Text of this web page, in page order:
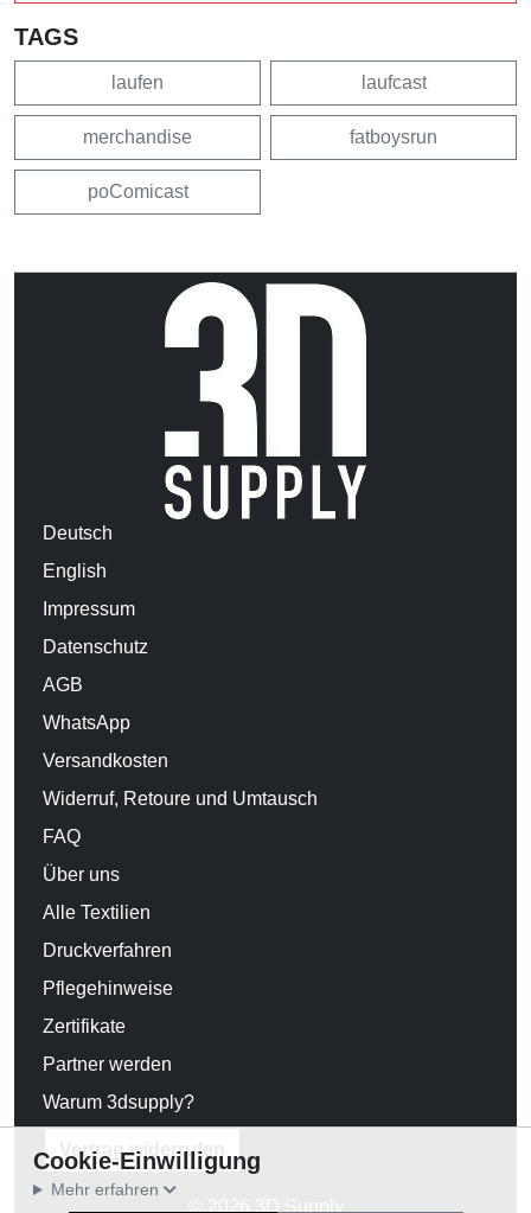
TAGS
laufen laufcast
merchandise fatboysrun
poComicast
Deutsch
English
Impressum
Datenschutz
AGB
WhatsApp
Versandkosten
Widerruf, Retoure und Umtausch
FAQ
Über uns
Alle Textilien
Druckverfahren
Pflegehinweise
Zertifikate
Partner werden
Warum 3dsupply?
Vertrag widerrufen
© 2026 3D Supply
Cookie-Einwilligung
Mehr erfahren